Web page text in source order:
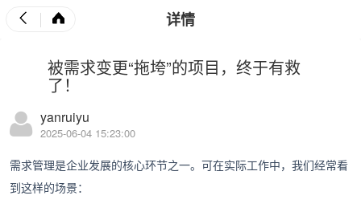
详情
被需求变更“拖垮”的项目，终于有救
了！
yanruiyu
2025-06-04 15:23:00
需求管理是企业发展的核心环节之一。可在实际工作中，我们经常看
到这样的场景：